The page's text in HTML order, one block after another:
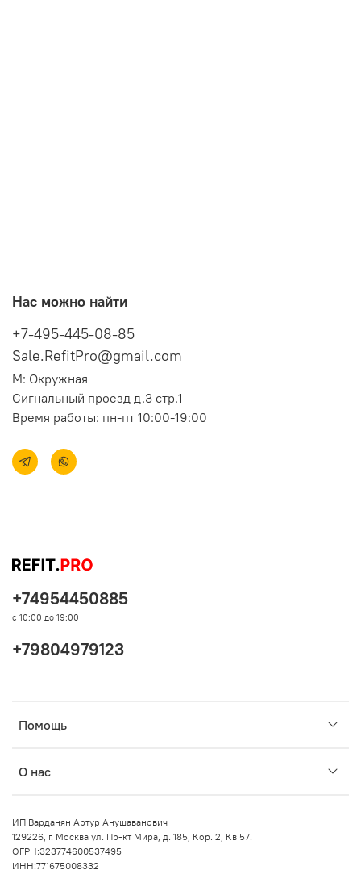
Нас можно найти
+7-495-445-08-85
Sale.RefitPro@gmail.com
М: Окружная
Сигнальный проезд д.3 стр.1
Время работы: пн-пт 10:00-19:00
Помощь
О нас
+74954450885
с 10:00 до 19:00
+79804979123
ИП Варданян Артур Анушаванович
129226, г. Москва ул. Пр-кт Мира, д. 185, Кор. 2, Кв 57.
ОГРН:323774600537495
ИНН:771675008332